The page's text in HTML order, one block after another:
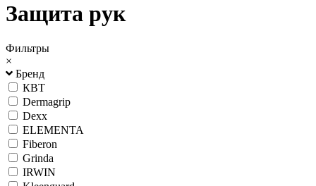
Защита рук
Фильтры
×
Бренд
КВТ
Dermagrip
Dexx
ELEMENTA
Fiberon
Grinda
IRWIN